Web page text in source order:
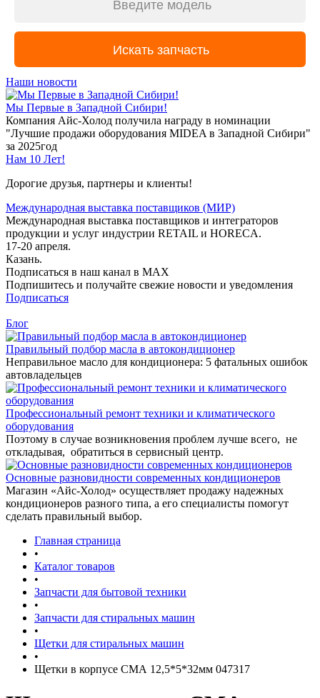
Наши новости
Мы Первые в Западной Сибири!
Компания Айс-Холод получила награду в номинации
"Лучшие продажи оборудования MIDEA в Западной Сибири"
за 2025год
Нам 10 Лет!
Дорогие друзья, партнеры и клиенты!
Международная выставка поставщиков (МИР)
Международная выставка поставщиков и интеграторов
продукции и услуг индустрии RETAIL и HORECA.
17-20 апреля.
Казань.
Подписаться в наш канал в MAX
Подпишитесь и получайте свежие новости и уведомления
Подписаться
Блог
Правильный подбор масла в автокондиционер
Неправильное масло для кондиционера: 5 фатальных ошибок
автовладельцев
Профессиональный ремонт техники и климатического
оборудования
Поэтому в случае возникновения проблем лучше всего, не
откладывая, обратиться в сервисный центр.
Основные разновидности современных кондиционеров
Магазин «Айс-Холод» осуществляет продажу надежных
кондиционеров разного типа, а его специалисты помогут
сделать правильный выбор.
Главная страница
•
Каталог товаров
•
Запчасти для бытовой техники
•
Запчасти для стиральных машин
•
Щетки для стиральных машин
•
Щетки в корпусе СМА 12,5*5*32мм 047317